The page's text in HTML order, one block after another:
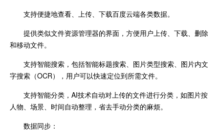
支持便捷地查看、上传、下载百度云端各类数据。
提供类似文件资源管理器的界面，方便用户上传、下载、删除
和移动文件。
支持智能搜索，包括智能标题搜索、图片类型搜索、图片内文
字搜索（OCR），用户可以快速定位到所需文件。
支持智能分类，AI技术自动对上传的文件进行分类，如图片按
人物、场景、时间自动整理，省去手动分类的麻烦。
数据同步：